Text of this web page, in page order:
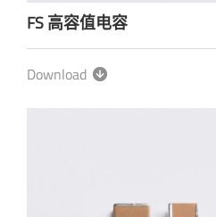
FS 高容值电容
Download